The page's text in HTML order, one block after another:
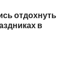
отдохнуть
в